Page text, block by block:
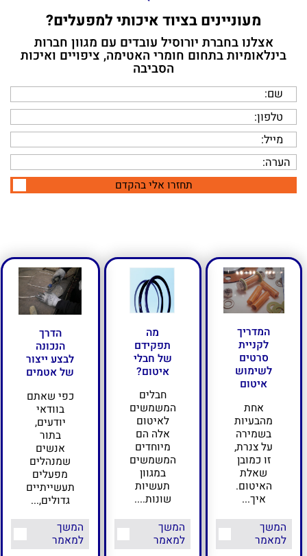
מעוניינים בציוד איכותי למפעלים?
אצלנו בחברת יורוסיל עובדים עם מגוון חברות
בינלאומיות בתחום חומרי האטימה, ציפויים ואיכות
הסביבה
תחזרו אלי בהקדם
המדריך
לקניית
סרטים
לשימוש
איטום
אחת
מהבעיות
בשמירה
על צנרת,
זו כמובן
שאלת
האיטום.
איך...
המשך
למאמר
מה
תפקידם
של חבלי
איטום?
חבלים
המשמשים
לאיטום
אלה הם
מיוחדים
המשמשים
במגוון
תעשיות
שונות....
המשך
למאמר
הדרך
הנכונה
לבצע ייצור
של אטמים
כפי שאתם
בוודאי
יודעים,
בתור
אנשים
שמנהלים
מפעלים
תעשייתיים
גדולים,...
המשך
למאמר